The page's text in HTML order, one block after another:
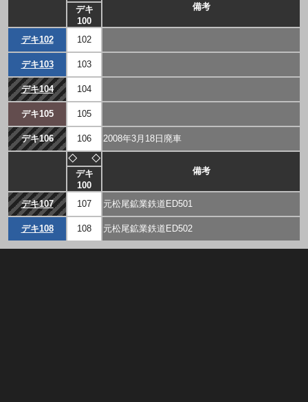
備考
デキ
100
デキ102
102
デキ103 103
デキ104 104
デキ105 105
デキ106 106
2008年3月18日廃車
◇ ◇
備考
デキ
100
デキ107
107 元松尾鉱業鉄道ED501
デキ108 108 元松尾鉱業鉄道ED502